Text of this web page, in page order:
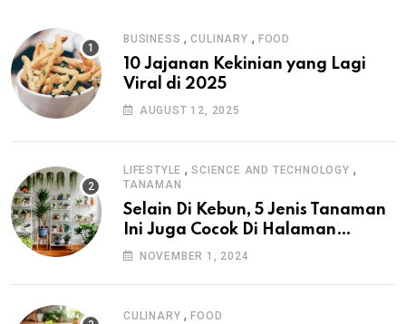
BUSINESS ,CULINARY , FOOD
10 Jajanan Kekinian yang Lagi
Viral di 2025
AUGUST 12, 2025
LIFESTYLE ,SCIENCE AND TECHNOLOGY ,
TANAMAN
Selain Di Kebun, 5 Jenis Tanaman
Ini Juga Cocok Di Halaman
Rumah
NOVEMBER 1, 2024
CULINARY ,FOOD